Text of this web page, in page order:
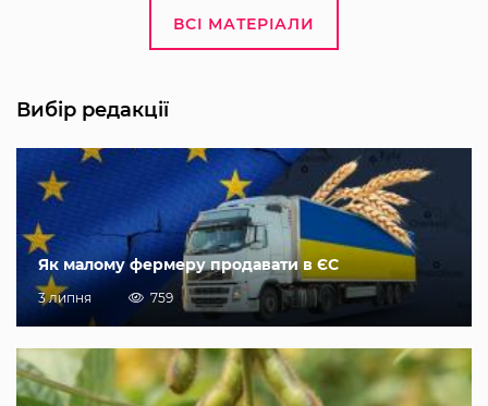
ВСІ МАТЕРІАЛИ
Вибір редакції
Як малому фермеру продавати в ЄС
3 липня 759